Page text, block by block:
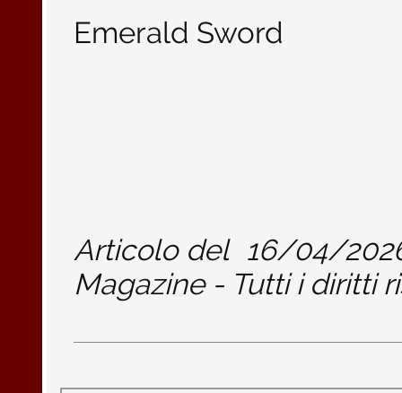
Emerald Sword
Articolo del 16/04/
Magazine - Tutti i diritti